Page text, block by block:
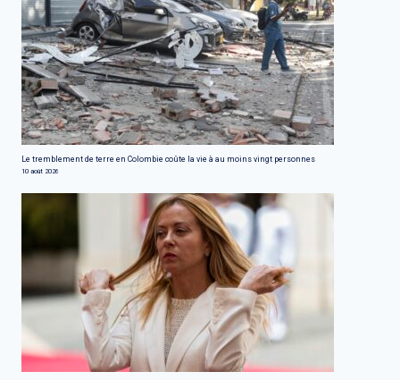
Le tremblement de terre en Colombie coûte la vie à au moins vingt personnes
10 août 2026